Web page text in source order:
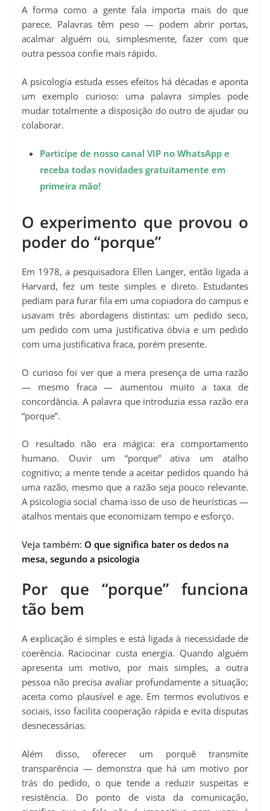
A forma como a gente fala importa mais do que
parece. Palavras têm peso — podem abrir portas,
acalmar alguém ou, simplesmente, fazer com que
outra pessoa confie mais rápido.
A psicologia estuda esses efeitos há décadas e aponta
um exemplo curioso: uma palavra simples pode
mudar totalmente a disposição do outro de ajudar ou
colaborar.
Participe de nosso canal VIP no WhatsApp e
receba todas novidades gratuitamente em
primeira mão!
O experimento que provou o
poder do “porque”
Em 1978, a pesquisadora Ellen Langer, então ligada a
Harvard, fez um teste simples e direto. Estudantes
pediam para furar fila em uma copiadora do campus e
usavam três abordagens distintas: um pedido seco,
um pedido com uma justificativa óbvia e um pedido
com uma justificativa fraca, porém presente.
O curioso foi ver que a mera presença de uma razão
— mesmo fraca — aumentou muito a taxa de
concordância. A palavra que introduzia essa razão era
“porque”.
O resultado não era mágica: era comportamento
humano. Ouvir um “porque” ativa um atalho
cognitivo; a mente tende a aceitar pedidos quando há
uma razão, mesmo que a razão seja pouco relevante.
A psicologia social chama isso de uso de heurísticas —
atalhos mentais que economizam tempo e esforço.
Veja também: O que significa bater os dedos na
mesa, segundo a psicologia
Por que “porque” funciona
tão bem
A explicação é simples e está ligada à necessidade de
coerência. Raciocinar custa energia. Quando alguém
apresenta um motivo, por mais simples, a outra
pessoa não precisa avaliar profundamente a situação;
aceita como plausível e age. Em termos evolutivos e
sociais, isso facilita cooperação rápida e evita disputas
desnecessárias.
Além disso, oferecer um porquê transmite
transparência — demonstra que há um motivo por
trás do pedido, o que tende a reduzir suspeitas e
resistência. Do ponto de vista da comunicação,